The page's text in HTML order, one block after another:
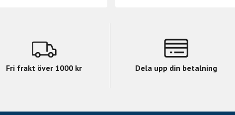
skumkudde krävs
VOIP, hörsellösningar, undervisning
Fri frakt över 1000 kr Dela upp din betalning